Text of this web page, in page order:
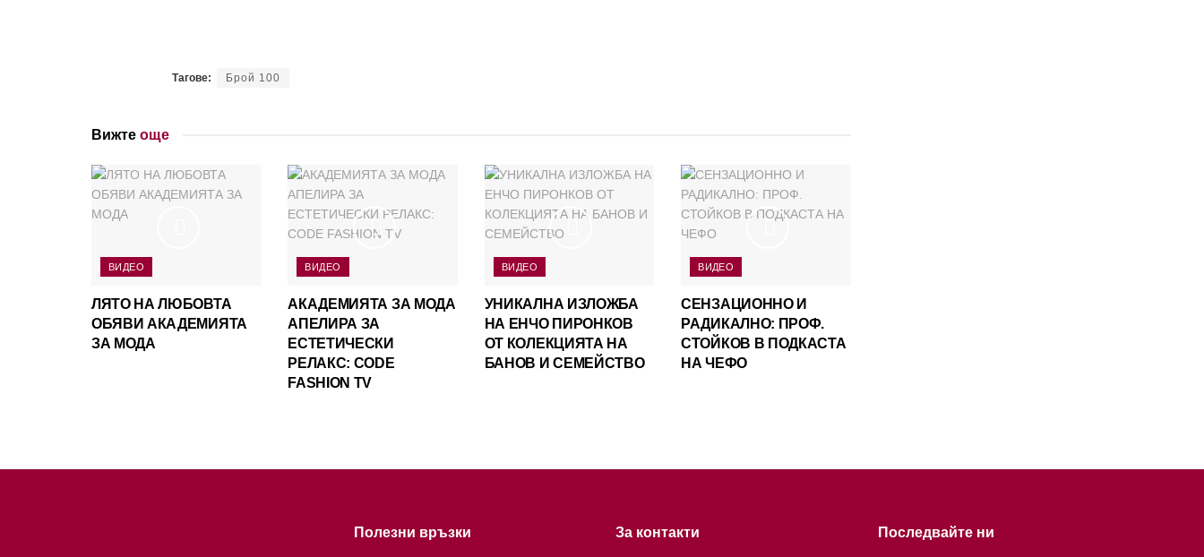
Тагове: Брой 100
Вижте още
ВИДЕО
ЛЯТО НА ЛЮБОВТА
ОБЯВИ АКАДЕМИЯТА
ЗА МОДА
ВИДЕО
АКАДЕМИЯТА ЗА МОДА
АПЕЛИРА ЗА
ЕСТЕТИЧЕСКИ
РЕЛАКС: CODE
FASHION TV
ВИДЕО
УНИКАЛНА ИЗЛОЖБА
НА ЕНЧО ПИРОНКОВ
ОТ КОЛЕКЦИЯТА НА
БАНОВ И СЕМЕЙСТВО
ВИДЕО
СЕНЗАЦИОННО И
РАДИКАЛНО: ПРОФ.
СТОЙКОВ В ПОДКАСТА
НА ЧЕФО
Полезни връзки За контакти Последвайте ни